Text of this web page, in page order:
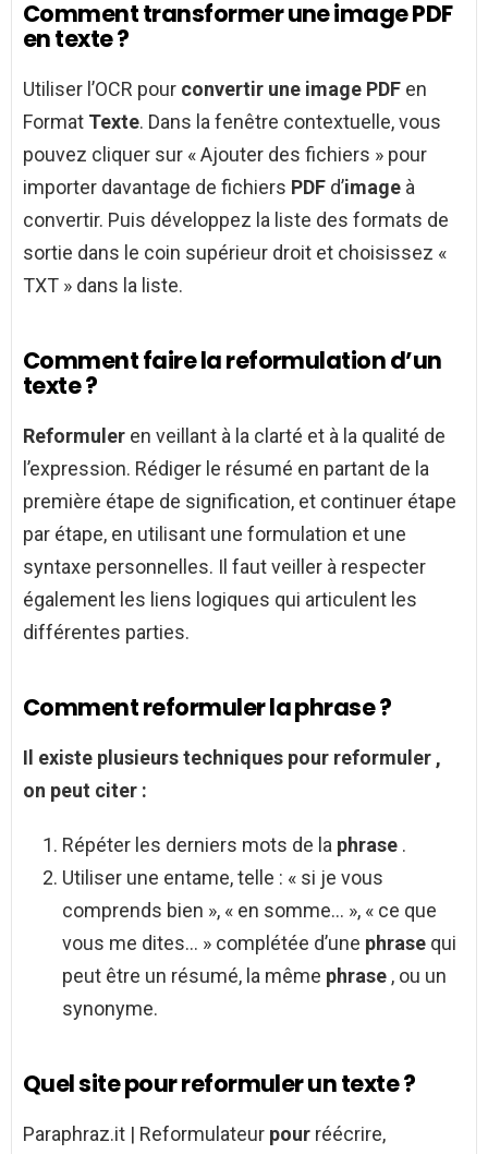
Comment transformer une image PDF
en texte ?
Utiliser l’OCR pour convertir une image PDF en
Format Texte. Dans la fenêtre contextuelle, vous
pouvez cliquer sur « Ajouter des fichiers » pour
importer davantage de fichiers PDF d’image à
convertir. Puis développez la liste des formats de
sortie dans le coin supérieur droit et choisissez «
TXT » dans la liste.
Comment faire la reformulation d’un
texte ?
Reformuler en veillant à la clarté et à la qualité de
l’expression. Rédiger le résumé en partant de la
première étape de signification, et continuer étape
par étape, en utilisant une formulation et une
syntaxe personnelles. Il faut veiller à respecter
également les liens logiques qui articulent les
différentes parties.
Comment reformuler la phrase ?
Il existe plusieurs techniques pour reformuler ,
on peut citer :
Répéter les derniers mots de la phrase .
Utiliser une entame, telle : « si je vous
comprends bien », « en somme… », « ce que
vous me dites… » complétée d’une phrase qui
peut être un résumé, la même phrase , ou un
synonyme.
Quel site pour reformuler un texte ?
Paraphraz.it | Reformulateur pour réécrire,